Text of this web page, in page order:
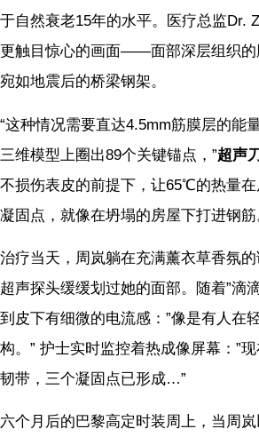
于自然衰老15年的水平。医疗总监Dr.
更触目惊心的画面——面部深层组织的
宛如地震后的桥梁钢架。
“这种情况需要直达4.5mm筋膜层的能
三维模型上圈出89个关键锚点，”超声刀
不损伤表皮的前提下，让65℃的热量
凝固点，就像在坍塌的房屋下打进钢筋
治疗当天，周岚躺在充满薰衣草香氛
超声探头缓缓划过她的面部。随着”滴
到皮下有细微的电流感：”像是有人在
构。” 护士实时监控着热成像屏幕：”
韧带，三个凝固点已形成…”
六个月后的巴黎高定时装周上，当周